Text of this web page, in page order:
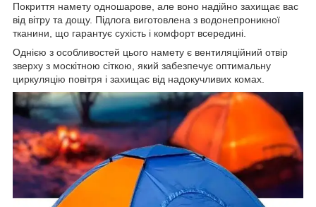
Покриття намету одношарове, але воно надійно захищає вас
від вітру та дощу. Підлога виготовлена з водонепроникної
тканини, що гарантує сухість і комфорт всередині.
Однією з особливостей цього намету є вентиляційний отвір
зверху з москітною сіткою, який забезпечує оптимальну
циркуляцію повітря і захищає від надокучливих комах.